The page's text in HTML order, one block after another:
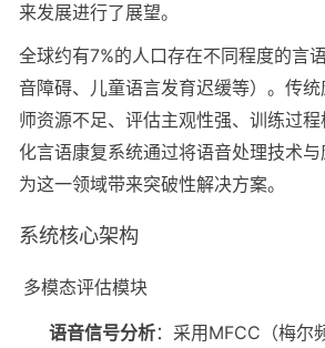
来发展进行了展望。
全球约有7%的人口存在不同程度的言
音障碍、儿童语言发育迟缓等）。传
师资源不足、评估主观性强、训练过
化言语康复系统通过将语音处理技术与
为这一领域带来突破性解决方案。
系统核心架构
多模态评估模块
语音信号分析：采用MFCC（梅尔